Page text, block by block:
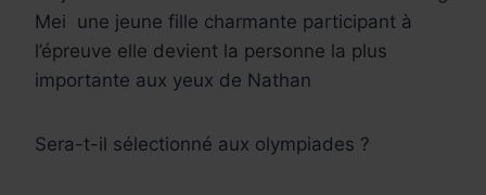
Mei une jeune fille charmante participant à
l’épreuve elle devient la personne la plus
importante aux yeux de Nathan
Sera-t-il sélectionné aux olympiades ?